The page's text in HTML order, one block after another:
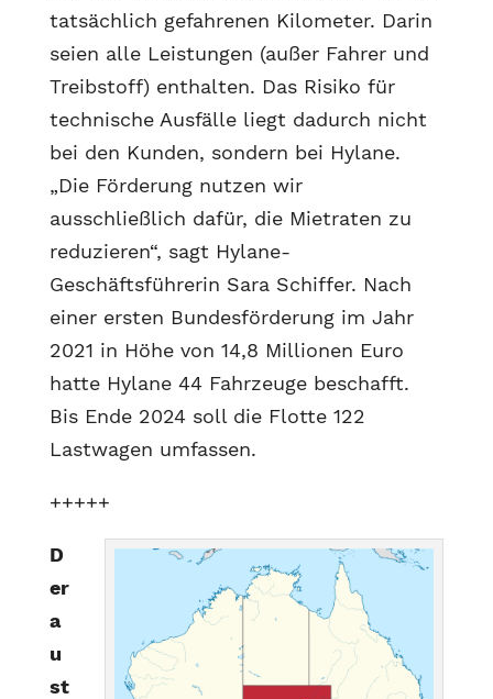
tatsächlich gefahrenen Kilometer. Darin
seien alle Leistungen (außer Fahrer und
Treibstoff) enthalten. Das Risiko für
technische Ausfälle liegt dadurch nicht
bei den Kunden, sondern bei Hylane.
„Die Förderung nutzen wir
ausschließlich dafür, die Mietraten zu
reduzieren“, sagt Hylane-
Geschäftsführerin Sara Schiffer. Nach
einer ersten Bundesförderung im Jahr
2021 in Höhe von 14,8 Millionen Euro
hatte Hylane 44 Fahrzeuge beschafft.
Bis Ende 2024 soll die Flotte 122
Lastwagen umfassen.
+++++
D
er
a
u
st